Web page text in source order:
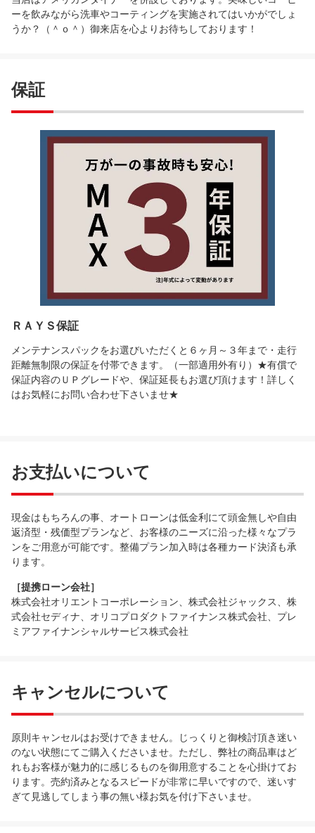
ーを飲みながら洗車やコーティングを実施されてはいかがでしょ
うか？（＾ｏ＾）御来店を心よりお待ちしております！
保証
ＲＡＹＳ保証
メンテナンスパックをお選びいただくと６ヶ月～３年まで・走行
距離無制限の保証を付帯できます。（一部適用外有り）★有償で
保証内容のＵＰグレードや、保証延長もお選び頂けます！詳しく
はお気軽にお問い合わせ下さいませ★
お支払いについて
現金はもちろんの事、オートローンは低金利にて頭金無しや自由
返済型・残価型プランなど、お客様のニーズに沿った様々なプラ
ンをご用意が可能です。整備プラン加入時は各種カード決済も承
ります。
［提携ローン会社］
株式会社オリエントコーポレーション、株式会社ジャックス、株
式会社セディナ、オリコプロダクトファイナンス株式会社、プレ
ミアファイナンシャルサービス株式会社
キャンセルについて
原則キャンセルはお受けできません。じっくりと御検討頂き迷い
のない状態にてご購入くださいませ。ただし、弊社の商品車はど
れもお客様が魅力的に感じるものを御用意することを心掛けてお
ります。売約済みとなるスピードが非常に早いですので、迷いす
ぎて見逃してしまう事の無い様お気を付け下さいませ。